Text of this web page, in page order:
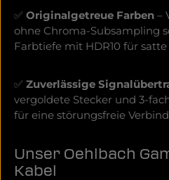
✅ Originalgetreue Farben –
ohne Chroma-Subsampling
Farbtiefe mit HDR10 für
✅ Zuverlässige
vergoldete Stecker und 3-
für eine störungsfreie
Unser Oehlbach
Kabel